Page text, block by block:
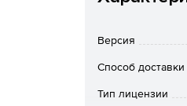
Версия
Способ доставки
Тип лицензии